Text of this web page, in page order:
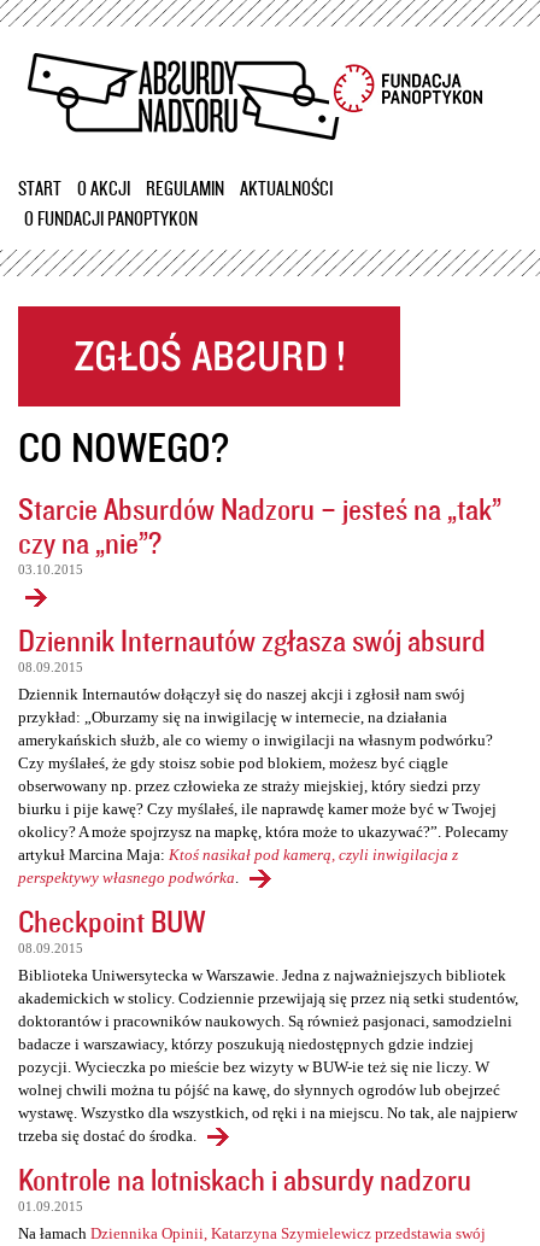
Przejdź
treści
START O AKCJI REGULAMIN
AKTUALNOŚCI
O FUNDACJI PANOPTYKON
CO NOWEGO?
Starcie Absurdów Nadzoru – jesteś na „tak”
czy na „nie”?
03.10.2015
Dziennik Internautów zgłasza swój absurd
08.09.2015
Dziennik Internautów dołączył się do naszej akcji i zgłosił nam swój
przykład: „Oburzamy się na inwigilację w internecie, na działania
amerykańskich służb, ale co wiemy o inwigilacji na własnym podwórku?
Czy myślałeś, że gdy stoisz sobie pod blokiem, możesz być ciągle
obserwowany np. przez człowieka ze straży miejskiej, który siedzi przy
biurku i pije kawę? Czy myślałeś, ile naprawdę kamer może być w Twojej
okolicy? A może spojrzysz na mapkę, która może to ukazywać?”. Polecamy
artykuł Marcina Maja: Ktoś nasikał pod kamerą, czyli inwigilacja z
perspektywy własnego podwórka
Checkpoint BUW
08.09.2015
Biblioteka Uniwersytecka w Warszawie. Jedna z najważniejszych bibliotek
akademickich w stolicy. Codziennie przewijają się przez nią setki studentów,
doktorantów i pracowników naukowych. Są również pasjonaci, samodzielni
badacze i warszawiacy, którzy poszukują niedostępnych gdzie indziej
pozycji. Wycieczka po mieście bez wizyty w BUW-ie też się nie liczy. W
wolnej chwili można tu pójść na kawę, do słynnych ogrodów lub obejrzeć
wystawę. Wszystko dla wszystkich, od ręki i na miejscu. No tak, ale najpierw
trzeba się dostać do środka.
Kontrole na lotniskach i absurdy nadzoru
01.09.2015
Na łamach Dziennika Opinii, Katarzyna Szymielewicz przedstawia swój